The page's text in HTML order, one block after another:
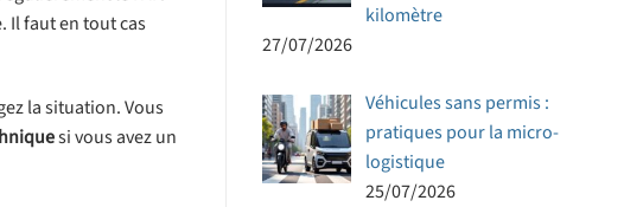
Il faut en tout cas
la situation. Vous
si vous avez un
kilomètre
27/07/2026
Véhicules sans permis :
pratiques pour la micro-
logistique
25/07/2026